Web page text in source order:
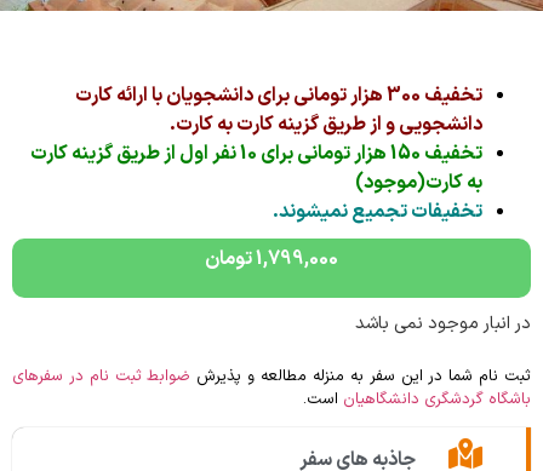
تخفیف 300 هزار تومانی برای دانشجویان با ارائه کارت
دانشجویی و از طریق گزینه کارت به کارت.
تخفیف 150 هزار تومانی برای 10 نفر اول از طریق گزینه کارت
به کارت(موجود)
تخفیفات تجمیع نمیشوند.
1,799,000تومان
در انبار موجود نمی باشد
ثبت نام شما در این سفر به منزله مطالعه و پذیرش ضوابط ثبت نام در سفرهای
باشگاه گردشگری دانشگاهیان است.
جاذبه های سفر